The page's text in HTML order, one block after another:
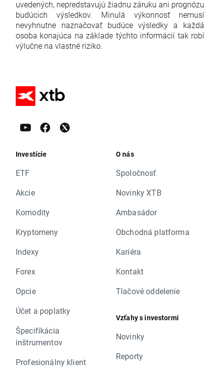
uvedených, nepredstavujú žiadnu záruku ani prognózu
budúcich výsledkov. Minulá výkonnosť nemusí
nevyhnutne naznačovať budúce výsledky a každá
osoba konajúca na základe týchto informácií tak robí
výlučne na vlastné riziko.
Investície
ETF
Akcie
Komodity
Kryptomeny
Indexy
Forex
Opcie
Účet a poplatky
Špecifikácia
inštrumentov
Profesionálny klient
O nás
Spoločnosť
Novinky XTB
Ambasádor
Obchodná platforma
Kariéra
Kontakt
Tlačové oddelenie
Vzťahy s investormi
Novinky
Reporty